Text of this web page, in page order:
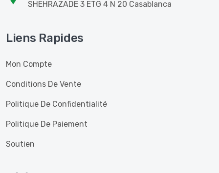
SHEHRAZADE 3 ETG 4 N 20 Casablanca
Liens Rapides
Mon Compte
Conditions De Vente
Politique De Confidentialité
Politique De Paiement
Soutien